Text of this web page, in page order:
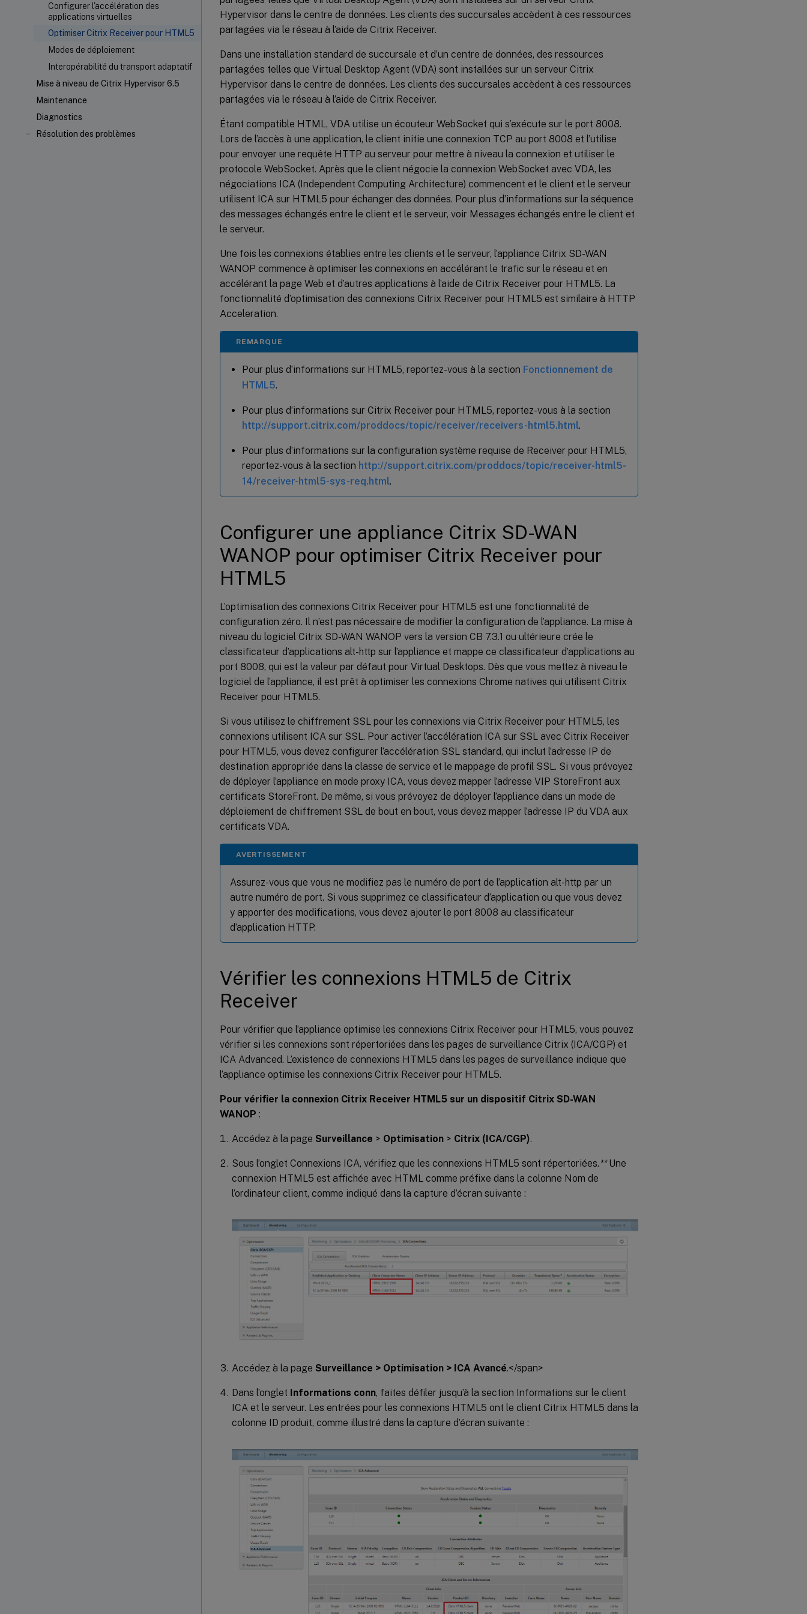
Configurer l'accélération des
applications virtuelles
Optimiser Citrix Receiver pour HTML5
Modes de déploiement
Interopérabilité du transport adaptatif
Mise à niveau de Citrix Hypervisor 6.5
Maintenance
Diagnostics
Résolution des problèmes
Hypervisor dans le centre de données. Les clients des succursales accèdent à ces ressources
partagées via le réseau à l’aide de Citrix Receiver.
Dans une installation standard de succursale et d’un centre de données, des ressources
partagées telles que Virtual Desktop Agent (VDA) sont installées sur un serveur Citrix
Hypervisor dans le centre de données. Les clients des succursales accèdent à ces ressources
partagées via le réseau à l’aide de Citrix Receiver.
Étant compatible HTML, VDA utilise un écouteur WebSocket qui s’exécute sur le port 8008.
Lors de l’accès à une application, le client initie une connexion TCP au port 8008 et l’utilise
pour envoyer une requête HTTP au serveur pour mettre à niveau la connexion et utiliser le
protocole WebSocket. Après que le client négocie la connexion WebSocket avec VDA, les
négociations ICA (Independent Computing Architecture) commencent et le client et le serveur
utilisent ICA sur HTML5 pour échanger des données. Pour plus d’informations sur la séquence
des messages échangés entre le client et le serveur, voir Messages échangés entre le client et
le serveur.
Une fois les connexions établies entre les clients et le serveur, l’appliance Citrix SD-WAN
WANOP commence à optimiser les connexions en accélérant le trafic sur le réseau et en
accélérant la page Web et d’autres applications à l’aide de Citrix Receiver pour HTML5. La
fonctionnalité d’optimisation des connexions Citrix Receiver pour HTML5 est similaire à HTTP
Acceleration.
REMARQUE
Pour plus d’informations sur HTML5, reportez-vous à la section Fonctionnement de
HTML5.
Pour plus d’informations sur Citrix Receiver pour HTML5, reportez-vous à la section
http://support.citrix.com/proddocs/topic/receiver/receivers-html5.html.
Pour plus d’informations sur la configuration système requise de Receiver pour HTML5,
reportez-vous à la section http://support.citrix.com/proddocs/topic/receiver-html5-
14/receiver-html5-sys-req.html.
Configurer une appliance Citrix SD-WAN
WANOP pour optimiser Citrix Receiver pour
HTML5
L’optimisation des connexions Citrix Receiver pour HTML5 est une fonctionnalité de
configuration zéro. Il n’est pas nécessaire de modifier la configuration de l’appliance. La mise à
niveau du logiciel Citrix SD-WAN WANOP vers la version CB 7.3.1 ou ultérieure crée le
classificateur d’applications alt-http sur l’appliance et mappe ce classificateur d’applications au
port 8008, qui est la valeur par défaut pour Virtual Desktops. Dès que vous mettez à niveau le
logiciel de l’appliance, il est prêt à optimiser les connexions Chrome natives qui utilisent Citrix
Receiver pour HTML5.
Si vous utilisez le chiffrement SSL pour les connexions via Citrix Receiver pour HTML5, les
connexions utilisent ICA sur SSL. Pour activer l’accélération ICA sur SSL avec Citrix Receiver
pour HTML5, vous devez configurer l’accélération SSL standard, qui inclut l’adresse IP de
destination appropriée dans la classe de service et le mappage de profil SSL. Si vous prévoyez
de déployer l’appliance en mode proxy ICA, vous devez mapper l’adresse VIP StoreFront aux
certificats StoreFront. De même, si vous prévoyez de déployer l’appliance dans un mode de
déploiement de chiffrement SSL de bout en bout, vous devez mapper l’adresse IP du VDA aux
certificats VDA.
AVERTISSEMENT
Assurez-vous que vous ne modifiez pas le numéro de port de l’application alt-http par un
autre numéro de port. Si vous supprimez ce classificateur d’application ou que vous devez
y apporter des modifications, vous devez ajouter le port 8008 au classificateur
d’application HTTP.
Vérifier les connexions HTML5 de Citrix
Receiver
Pour vérifier que l’appliance optimise les connexions Citrix Receiver pour HTML5, vous pouvez
vérifier si les connexions sont répertoriées dans les pages de surveillance Citrix (ICA/CGP) et
ICA Advanced. L’existence de connexions HTML5 dans les pages de surveillance indique que
l’appliance optimise les connexions Citrix Receiver pour HTML5.
Pour vérifier la connexion Citrix Receiver HTML5 sur un dispositif Citrix SD-WAN
WANOP :
Accédez à la page Surveillance > Optimisation > Citrix (ICA/CGP).
Sous l’onglet Connexions ICA, vérifiez que les connexions HTML5 sont répertoriées. **Une
connexion HTML5 est affichée avec HTML comme préfixe dans la colonne Nom de
l’ordinateur client, comme indiqué dans la capture d’écran suivante :
Accédez à la page Surveillance > Optimisation > ICA Avancé.</span>
Dans l’onglet Informations conn, faites défiler jusqu’à la section Informations sur le client
ICA et le serveur. Les entrées pour les connexions HTML5 ont le client Citrix HTML5 dans la
colonne ID produit, comme illustré dans la capture d’écran suivante :